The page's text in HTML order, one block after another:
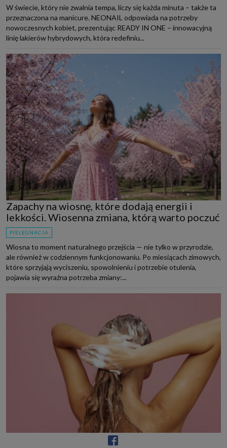
W świecie, który nie zwalnia tempa, liczy się każda minuta – także ta
przeznaczona na manicure. NEONAIL odpowiada na potrzeby
nowoczesnych kobiet, prezentując READY IN ONE – innowacyjną
linię lakierów hybrydowych, która redefiniu...
Zapachy na wiosnę, które dodają energii i
lekkości. Wiosenna zmiana, którą warto poczuć
PIELĘGNACJA
Wiosna to moment naturalnego przejścia — nie tylko w przyrodzie,
ale również w codziennym funkcjonowaniu. Po miesiącach zimowych,
które sprzyjają wyciszeniu, spowolnieniu i potrzebie otulenia,
pojawia się wyraźna potrzeba zmiany:...
Kapsułowa pielęgnacja włosów. Baza